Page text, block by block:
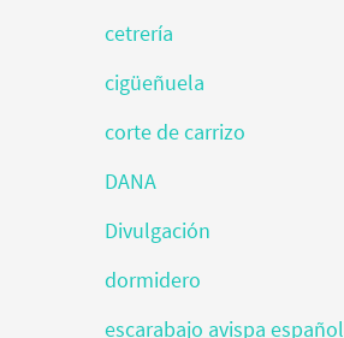
cetrería
cigüeñuela
corte de carrizo
DANA
Divulgación
dormidero
escarabajo avispa español